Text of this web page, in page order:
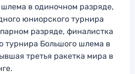
в одиночном разряде,
юниорского турнира
разряде, финалистка
турнира Большого шлема в
третья ракетка мира в